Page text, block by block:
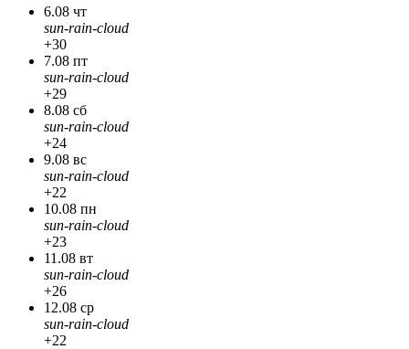
6.08 чт
sun-rain-cloud
+30
7.08 пт
sun-rain-cloud
+29
8.08 сб
sun-rain-cloud
+24
9.08 вс
sun-rain-cloud
+22
10.08 пн
sun-rain-cloud
+23
11.08 вт
sun-rain-cloud
+26
12.08 ср
sun-rain-cloud
+22